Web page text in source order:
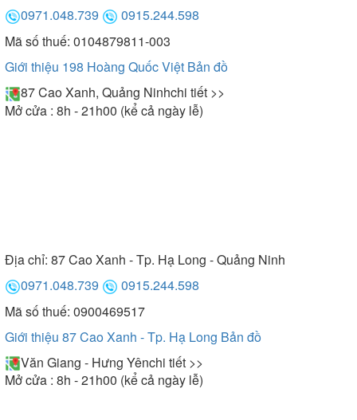
0971.048.739
0915.244.598
Mã số thuế: 0104879811-003
Giới thiệu 198 Hoàng Quốc Việt Bản đồ
87 Cao Xanh, Quảng Ninhchi tiết >>
Mở cửa : 8h - 21h00 (kể cả ngày lễ)
Địa chỉ: 87 Cao Xanh - Tp. Hạ Long - Quảng Ninh
0971.048.739
0915.244.598
Mã số thuế: 0900469517
Giới thiệu 87 Cao Xanh - Tp. Hạ Long Bản đồ
Văn Giang - Hưng Yênchi tiết >>
Mở cửa : 8h - 21h00 (kể cả ngày lễ)